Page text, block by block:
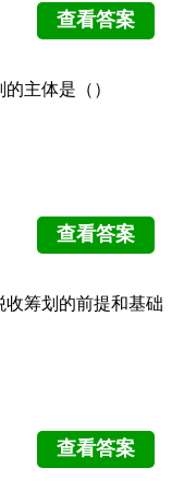
主体是（）
收筹划的前提和基础